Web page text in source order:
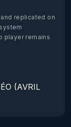
replicated on
player remains
(AVRIL